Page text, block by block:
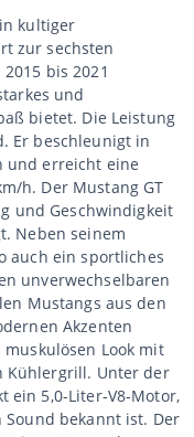
kultiger
zur sechsten
bis 2021
und
bietet. Die Leistung
Er beschleunigt in
und erreicht eine
h. Der Mustang GT
und Geschwindigkeit
Neben seinem
auch ein sportliches
unverwechselbaren
Mustangs aus den
Akzenten
Look mit
Kühlergrill. Unter der
ein 5,0-Liter-V8-Motor,
bekannt ist. Der